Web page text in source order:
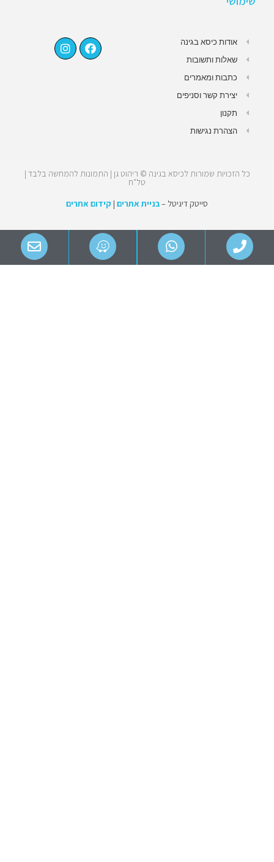
אודות כיסא בגינה
שאלות ותשובות
כתבות ומאמרים
יצירת קשר וסניפים
תקנון
הצהרת נגישות
כל הזכויות שמורות לכיסא בגינה © ריהוט גן | התמונות להמחשה בלבד |
טל"ח
סייטק דיגיטל –בניית אתרים | קידום אתרים